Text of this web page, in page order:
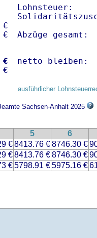
Lohnsteuer:
Abzüge
€
netto
ausführlicher
Sachsen-Anhalt 2025
5 6
€8413.76 €8746.30 €
€8413.76 €8746.30 €
€5798.91 €5975.16 €